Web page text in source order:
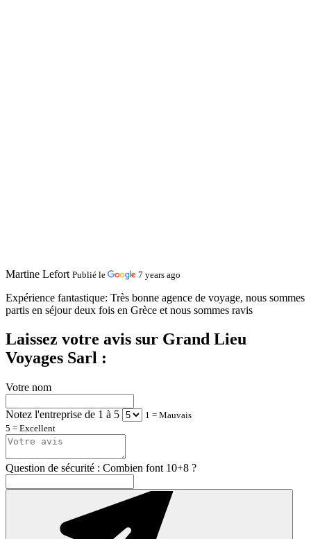
Martine Lefort Publié le 7 years ago
Expérience fantastique: Très bonne agence de voyage, nous sommes
partis en séjour deux fois en Grèce et nous sommes ravis
Laissez votre avis sur Grand Lieu
Voyages Sarl :
Votre nom
Notez l'entreprise de 1 à 5
1 = Mauvais
5 = Excellent
Question de sécurité : Combien font 10+8 ?